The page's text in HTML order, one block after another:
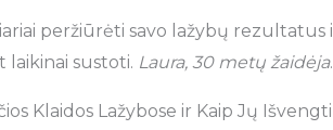
peržiūrėti savo lažybų
laikinai sustoti. Laura, 30 metų žaidėja.
Klaidos Lažybose ir Kaip Jų Išvengti